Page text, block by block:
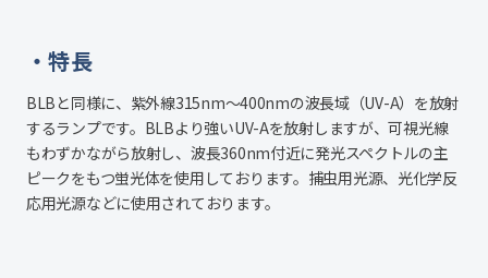
特長
BLBと同様に、紫外線315nm～400nmの波長域（UV-A）を放射
するランプです。BLBより強いUV-Aを放射しますが、可視光線
もわずかながら放射し、波長360nm付近に発光スペクトルの主
ピークをもつ蛍光体を使用しております。捕虫用光源、光化学反
応用光源などに使用されております。